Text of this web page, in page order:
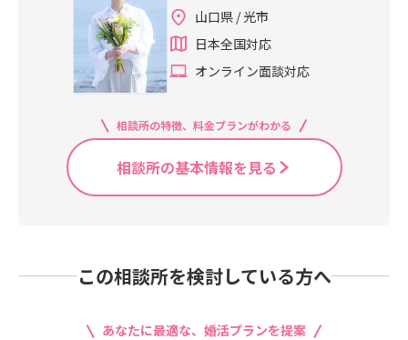
山口県 / 光市
日本全国対応
オンライン面談対応
相談所の特徴、料金プランがわかる
相談所の基本情報を見る
この相談所を検討している方へ
あなたに最適な、婚活プランを提案